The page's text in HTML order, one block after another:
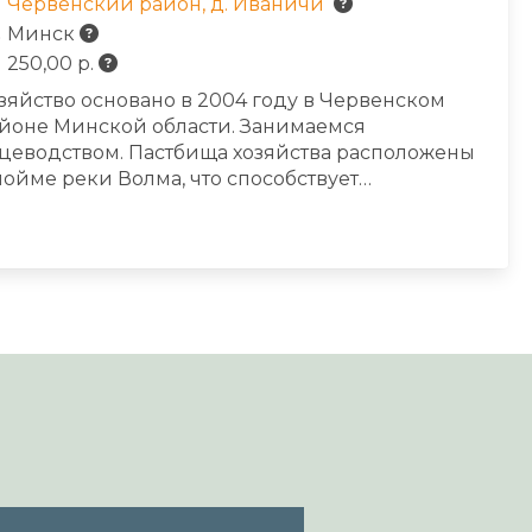
Червенский район, д. Иваничи
Минск
250,00 р.
основано в 2004 году в Червенском
Минской области. Занимаемся
Пастбища хозяйства расположены
реки Волма, что способствует